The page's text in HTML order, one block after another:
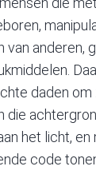
van anderen,
daden
die
het licht,
code